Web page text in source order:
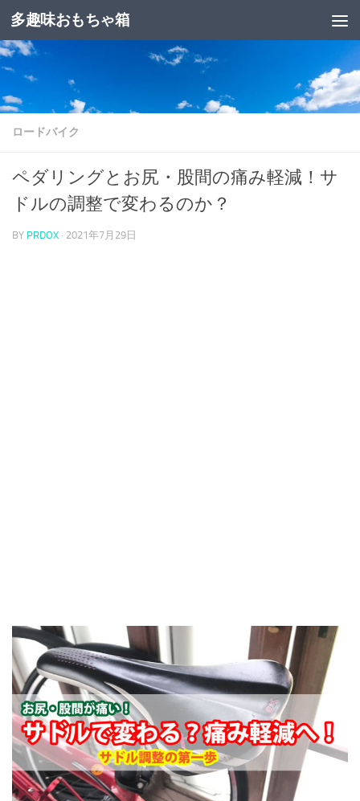
コンテンツへスキップ
多趣味おもちゃ箱
ロードバイク
ペダリングとお尻・股間の痛み軽減！サ
ドルの調整で変わるのか？
BY PRDOX · 2021年7月29日